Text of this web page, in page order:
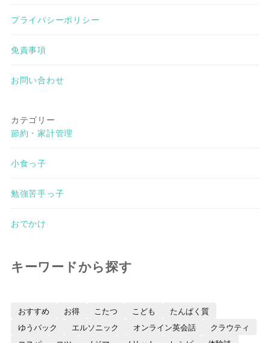
プライバシーポリシー
免責事項
お問い合わせ
カテゴリー
節約・家計管理
小食っ子
勉強苦手っ子
おでかけ
キーワードから探す
おすすめ お得 こたつ こども
たんぱく質
ゆうパック
エルソニック オンライン英会話
クラウティ